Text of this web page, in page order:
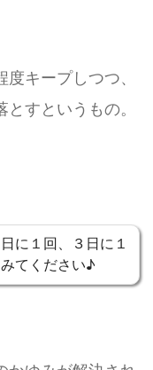
キープしつつ、
すというもの。
に１回、３日に１
てください♪